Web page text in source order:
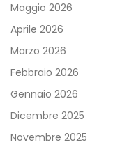
Maggio 2026
Aprile 2026
Marzo 2026
Febbraio 2026
Gennaio 2026
Dicembre 2025
Novembre 2025